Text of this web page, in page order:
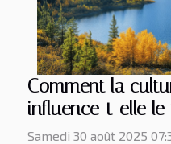
Comment la
influence-t-elle
Samedi 30 août 2025